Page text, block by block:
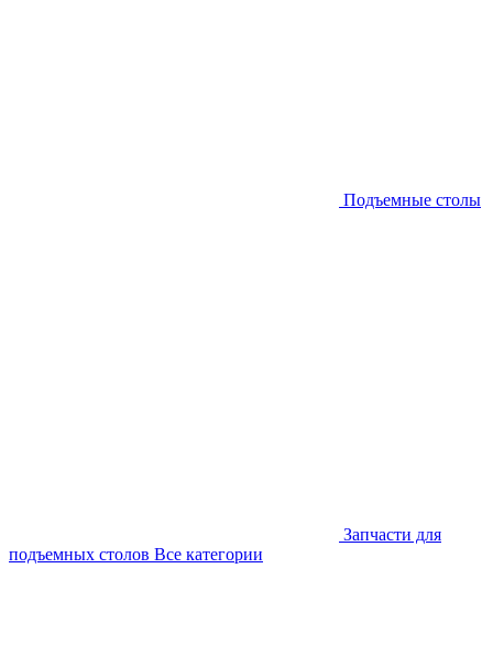
Подъемные столы
Запчасти для
подъемных столов Все категории